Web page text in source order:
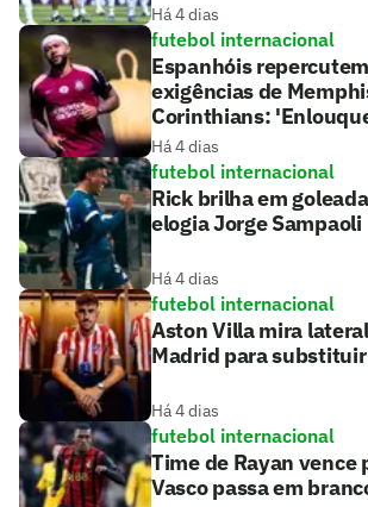
Há 4 dias
futebol internacional
Espanhóis
exigências de
Corinthians:
Há 4 dias
futebol internacional
Rick brilha em
elogia Jorge Sampaoli
Há 4 dias
futebol internacional
Aston Villa mira
Madrid para
Há 4 dias
futebol internacional
Time de Rayan vence
Vasco passa em